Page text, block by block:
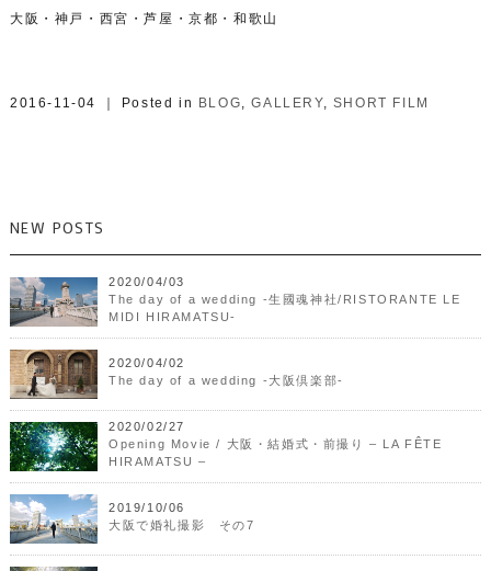
大阪・神戸・西宮・芦屋・京都・和歌山
2016-11-04 ｜ Posted in BLOG,GALLERY, SHORT FILM
NEW POSTS
2020/04/03
The day of a wedding -生國魂神社/RISTORANTE LE
MIDI HIRAMATSU-
2020/04/02
The day of a wedding -大阪倶楽部-
2020/02/27
Opening Movie / 大阪・結婚式・前撮り – LA FÊTE
HIRAMATSU –
2019/10/06
大阪で婚礼撮影 その7